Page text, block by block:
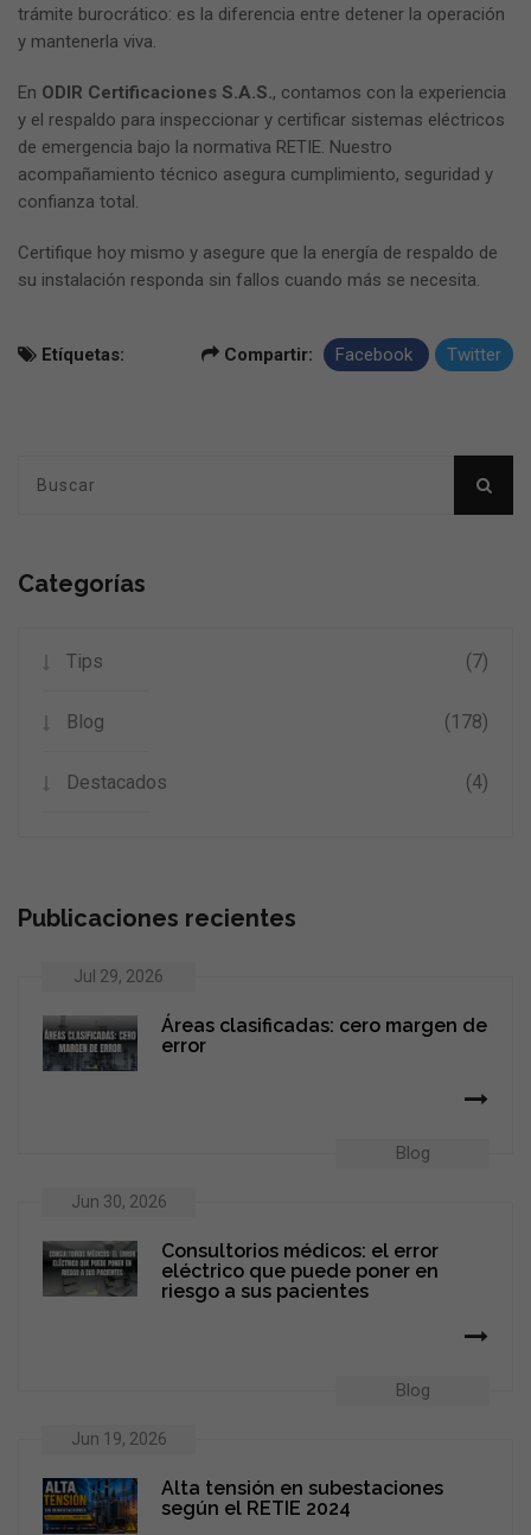
trámite burocrático: es la diferencia entre detener la operación
y mantenerla viva.
En ODIR Certificaciones S.A.S., contamos con la experiencia
y el respaldo para inspeccionar y certificar sistemas eléctricos
de emergencia bajo la normativa RETIE. Nuestro
acompañamiento técnico asegura cumplimiento, seguridad y
confianza total.
Certifique hoy mismo y asegure que la energía de respaldo de
su instalación responda sin fallos cuando más se necesita.
Etíquetas: Compartir: Facebook Twitter
Categorías
Tips (7)
Blog (178)
Destacados (4)
Publicaciones recientes
Jul 29, 2026
Blog
Áreas clasificadas: cero margen de
error
Jun 30, 2026
Blog
Consultorios médicos: el error
eléctrico que puede poner en
riesgo a sus pacientes
Jun 19, 2026
Alta tensión en subestaciones
según el RETIE 2024